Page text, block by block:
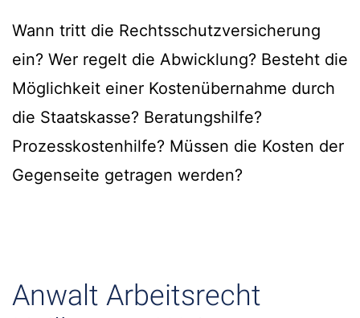
Wann tritt die Rechtsschutzversicherung
ein? Wer regelt die Abwicklung? Besteht die
Möglichkeit einer Kostenübernahme durch
die Staatskasse? Beratungshilfe?
Prozesskostenhilfe? Müssen die Kosten der
Gegenseite getragen werden?
Anwalt Arbeitsrecht